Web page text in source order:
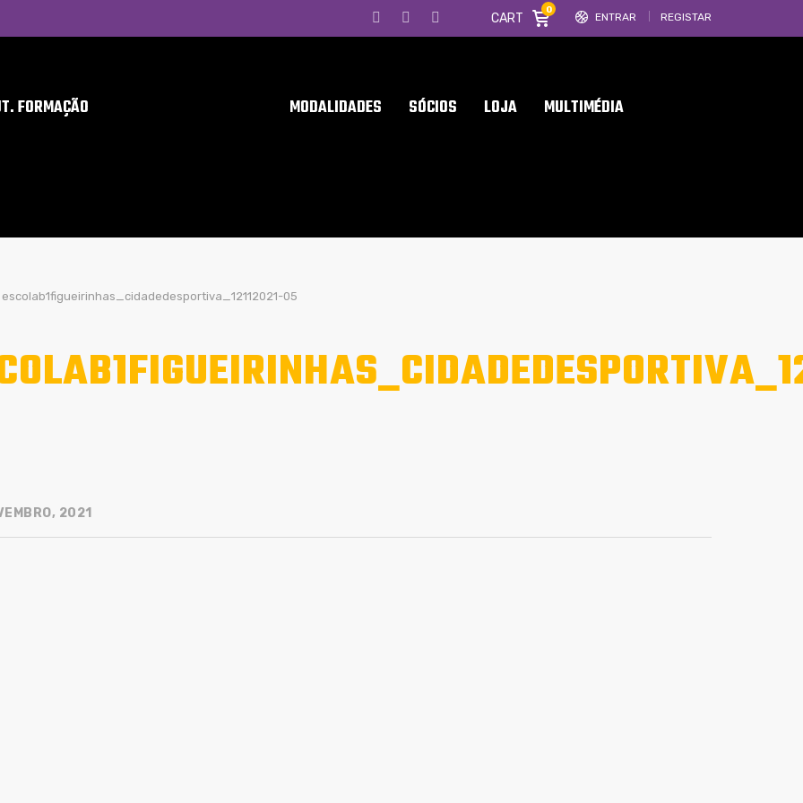
ENTRAR REGISTAR
CART
0
FORMAÇÃO MODALIDADES SÓCIOS LOJA MULTIMÉDIA
escolab1figueirinhas_cidadedesportiva_12112021-05
2021